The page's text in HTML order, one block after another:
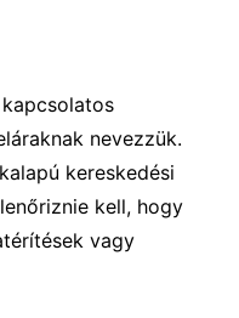
nevezzük.
kereskedési
kell, hogy
vagy